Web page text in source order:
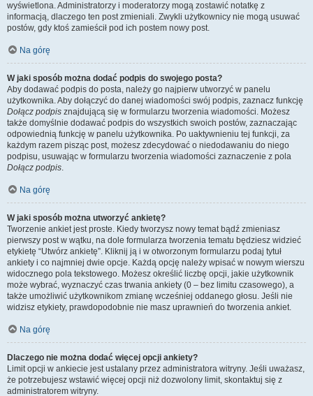
wyświetlona. Administratorzy i moderatorzy mogą zostawić notatkę z
informacją, dlaczego ten post zmieniali. Zwykli użytkownicy nie mogą usuwać
postów, gdy ktoś zamieścił pod ich postem nowy post.
Na górę
W jaki sposób można dodać podpis do swojego posta?
Aby dodawać podpis do posta, należy go najpierw utworzyć w panelu
użytkownika. Aby dołączyć do danej wiadomości swój podpis, zaznacz funkcję
Dołącz podpis znajdującą się w formularzu tworzenia wiadomości. Możesz
także domyślnie dodawać podpis do wszystkich swoich postów, zaznaczając
odpowiednią funkcję w panelu użytkownika. Po uaktywnieniu tej funkcji, za
każdym razem pisząc post, możesz zdecydować o niedodawaniu do niego
podpisu, usuwając w formularzu tworzenia wiadomości zaznaczenie z pola
Dołącz podpis.
Na górę
W jaki sposób można utworzyć ankietę?
Tworzenie ankiet jest proste. Kiedy tworzysz nowy temat bądź zmieniasz
pierwszy post w wątku, na dole formularza tworzenia tematu będziesz widzieć
etykietę “Utwórz ankietę”. Kliknij ją i w otworzonym formularzu podaj tytuł
ankiety i co najmniej dwie opcje. Każdą opcję należy wpisać w nowym wierszu
widocznego pola tekstowego. Możesz określić liczbę opcji, jakie użytkownik
może wybrać, wyznaczyć czas trwania ankiety (0 – bez limitu czasowego), a
także umożliwić użytkownikom zmianę wcześniej oddanego głosu. Jeśli nie
widzisz etykiety, prawdopodobnie nie masz uprawnień do tworzenia ankiet.
Na górę
Dlaczego nie można dodać więcej opcji ankiety?
Limit opcji w ankiecie jest ustalany przez administratora witryny. Jeśli uważasz,
że potrzebujesz wstawić więcej opcji niż dozwolony limit, skontaktuj się z
administratorem witryny.